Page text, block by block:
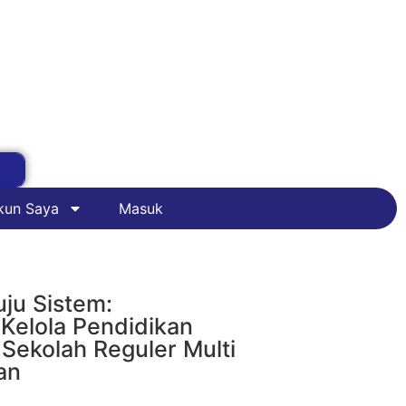
Saya Masuk
Sistem:
Pendidikan
Reguler Multi